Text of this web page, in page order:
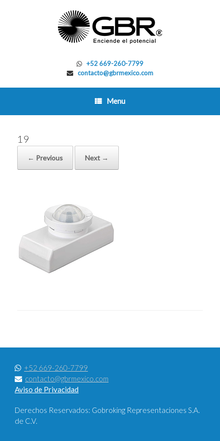
+52 669-260-7799
contacto@gbrmexico.com
Menu
19
← Previous Next →
+52 669-260-7799
contacto@gbrmexico.com
Aviso de Privacidad
Derechos Reservados: Gobroking Representaciones S.A.
de C.V.